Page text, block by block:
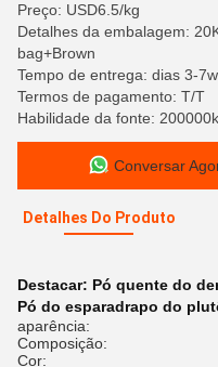
Preço: USD6.5/kg
Detalhes da embalagem:
bag+Brown
Tempo de entrega: dias 3-
Termos de pagamento: T/T
Habilidade da fonte:
Conversar
Detalhes Do Produto
Destacar: Pó quente do
Pó do esparadrapo do
aparência:
Composição:
Cor: